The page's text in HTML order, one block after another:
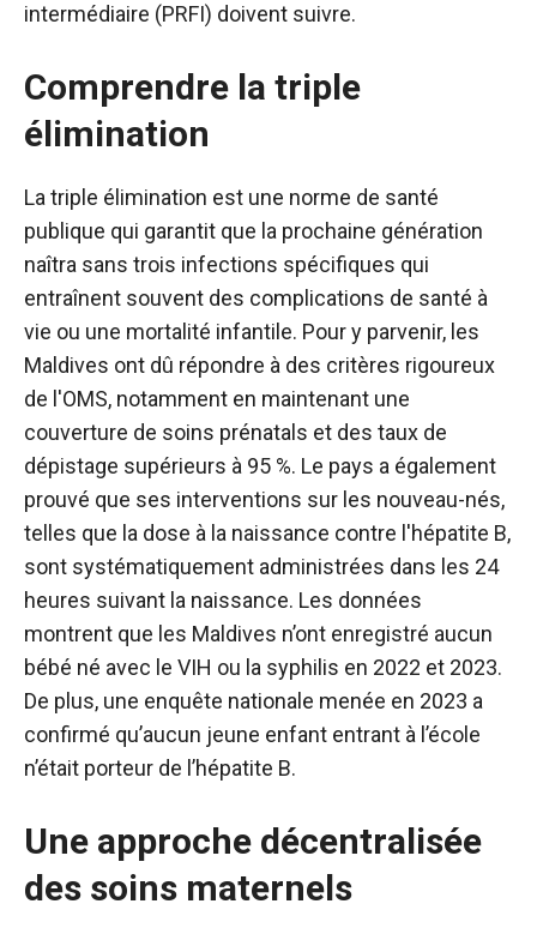
intermédiaire (PRFI) doivent suivre.
Comprendre la triple
élimination
La triple élimination est une norme de santé
publique qui garantit que la prochaine génération
naîtra sans trois infections spécifiques qui
entraînent souvent des complications de santé à
vie ou une mortalité infantile. Pour y parvenir, les
Maldives ont dû répondre à des critères rigoureux
de l'OMS, notamment en maintenant une
couverture de soins prénatals et des taux de
dépistage supérieurs à 95 %. Le pays a également
prouvé que ses interventions sur les nouveau-nés,
telles que la dose à la naissance contre l'hépatite B,
sont systématiquement administrées dans les 24
heures suivant la naissance. Les données
montrent que les Maldives n’ont enregistré aucun
bébé né avec le VIH ou la syphilis en 2022 et 2023.
De plus, une enquête nationale menée en 2023 a
confirmé qu’aucun jeune enfant entrant à l’école
n’était porteur de l’hépatite B.
Une approche décentralisée
des soins maternels